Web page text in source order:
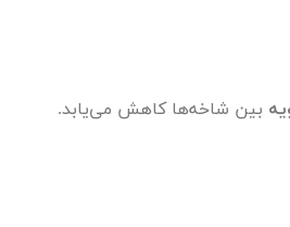
بین شاخه‌ها کاهش می‌یابد.